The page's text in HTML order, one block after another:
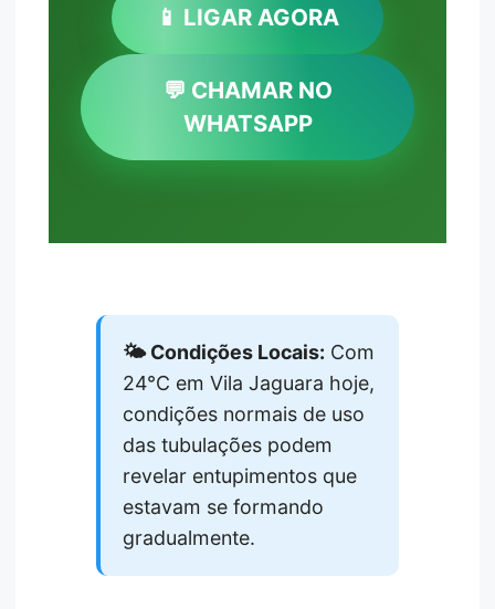
📱 LIGAR AGORA
💬 CHAMAR NO
WHATSAPP
🌤️ Condições Locais: Com
24°C em Vila Jaguara hoje,
condições normais de uso
das tubulações podem
revelar entupimentos que
estavam se formando
gradualmente.